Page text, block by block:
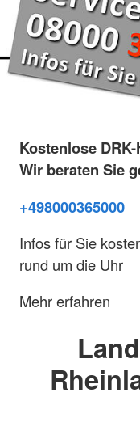
Kostenlose
Wir beraten Sie
+498000365000
Infos für Sie
rund um die Uhr
Mehr erfahren